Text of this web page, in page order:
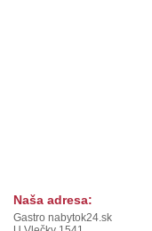
Naša adresa:
Gastro nabytok24.sk